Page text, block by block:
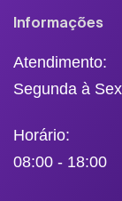
Informações
Atendimento:
Segunda à
Horário:
08:00 - 18:00